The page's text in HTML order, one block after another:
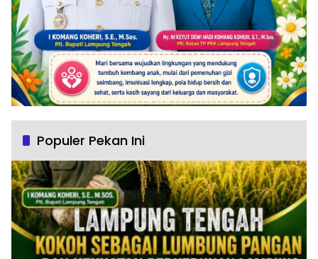
Populer Pekan Ini